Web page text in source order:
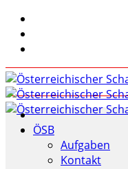
ÖSB
Aufgaben
Kontakt